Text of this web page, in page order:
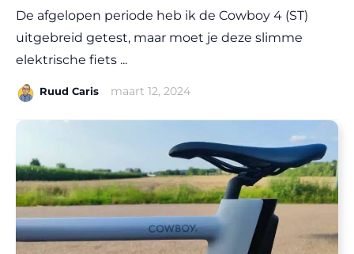
De afgelopen periode heb ik de Cowboy 4 (ST)
uitgebreid getest, maar moet je deze slimme
elektrische fiets ...
Ruud Caris maart 12, 2024